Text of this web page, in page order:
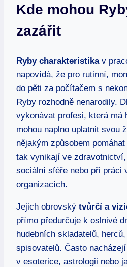
Kde mohou
zazářit
Ryby charakteristikav
napovídá, že pro rutinní,
do pěti za počítačem s
Ryby rozhodně nenarodily.
vykonávat profesi, která má
mohou naplno uplatnit svou
nějakým způsobem
tak vynikají ve
sociální sféře nebo při práci
organizacích.
Jejich obrovský tvůrčí a
přímo předurčuje k oslnivé
hudebních skladatelů,
spisovatelů. Často
v esoterice, astrologii nebo